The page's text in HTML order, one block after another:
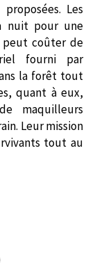
Les
nuit pour une
peut coûter de
fourni par
la forêt tout
quant à eux,
maquilleurs
Leur mission
tout au